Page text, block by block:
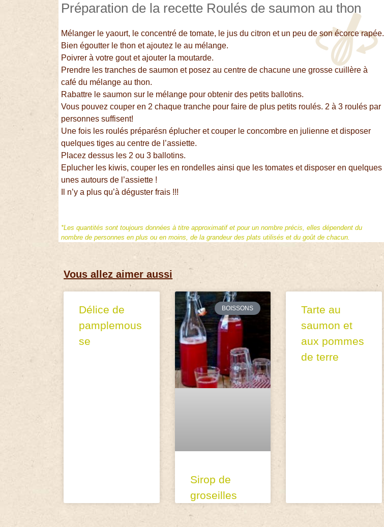
Préparation de la recette Roulés de saumon au thon
Mélanger le yaourt, le concentré de tomate, le jus du citron et un peu de son écorce rapée.
Bien égoutter le thon et ajoutez le au mélange.
Poivrer à votre gout et ajouter la moutarde.
Prendre les tranches de saumon et posez au centre de chacune une grosse cuillère à
café du mélange au thon.
Rabattre le saumon sur le mélange pour obtenir des petits ballotins.
Vous pouvez couper en 2 chaque tranche pour faire de plus petits roulés. 2 à 3 roulés par
personnes suffisent!
Une fois les roulés préparésn éplucher et couper le concombre en julienne et disposer
quelques tiges au centre de l’assiette.
Placez dessus les 2 ou 3 ballotins.
Eplucher les kiwis, couper les en rondelles ainsi que les tomates et disposer en quelques
unes autours de l’assiette !
Il n’y a plus qu’à déguster frais !!!
*Les quantités sont toujours données à titre approximatif et pour un nombre précis, elles dépendent du
nombre de personnes en plus ou en moins, de la grandeur des plats utilisés et du goût de chacun.
Vous allez aimer aussi
Délice de
pamplemous
se
BOISSONS
Sirop de
groseilles
Tarte au
saumon et
aux pommes
de terre